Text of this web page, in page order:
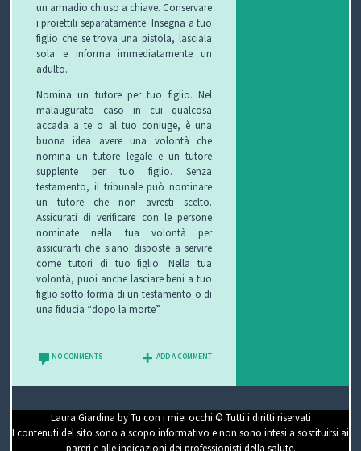
un armadio chiuso a chiave. Conservare
i proiettili separatamente. Insegna a tuo
figlio che se trova una pistola, lasciala
sola e informa immediatamente un
adulto.
Nomina un tutore per tuo figlio. Nel
malaugurato caso in cui qualcosa
accada a te o al tuo coniuge, è una
buona idea avere una volontà che
nomina un tutore legale e un tutore
supplente per tuo figlio. Senza
testamento, il tribunale può nominare
un tutore che non avresti scelto.
Assicurati di verificare con le persone
nominate nella tua volontà per
assicurarti che siano disposte a servire
come tutori di tuo figlio. Nella tua
volontà, puoi anche lasciare beni a tuo
figlio sotto forma di un testamento o di
una fiducia “dopo la morte”.
NO COMMENTS ADD A COMMENT
Laura Giardina by Tu con i miei occhi © Tutti i diritti riservati
I contenuti del sito sono a scopo informativo e non sono intesi a sostituirsi ai
pareri e alle indicazioni dei professionisti della salute.